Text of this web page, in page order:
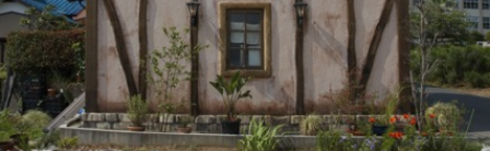
o
n